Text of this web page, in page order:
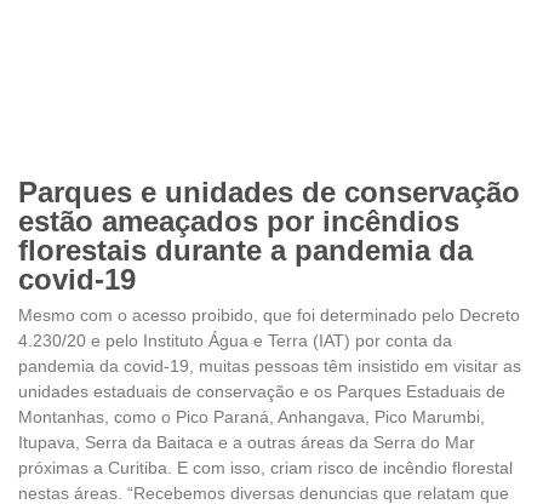
Parques e unidades de conservação
estão ameaçados por incêndios
florestais durante a pandemia da
covid-19
Mesmo com o acesso proibido, que foi determinado pelo Decreto
4.230/20 e pelo Instituto Água e Terra (IAT) por conta da
pandemia da covid-19, muitas pessoas têm insistido em visitar as
unidades estaduais de conservação e os Parques Estaduais de
Montanhas, como o Pico Paraná, Anhangava, Pico Marumbi,
Itupava, Serra da Baitaca e a outras áreas da Serra do Mar
próximas a Curitiba. E com isso, criam risco de incêndio florestal
nestas áreas. “Recebemos diversas denuncias que relatam que